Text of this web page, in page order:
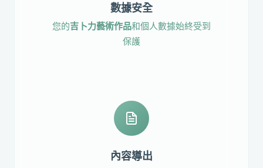
數據安全
您的吉卜力藝術作品和個人數據始終受到
保護
內容導出